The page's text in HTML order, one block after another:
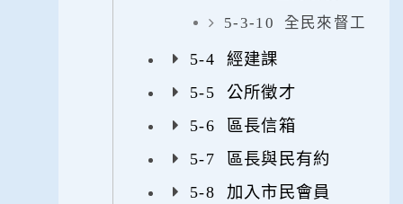
5-3-10 全民來督工
5-4 經建課
5-5 公所徵才
5-6 區長信箱
5-7 區長與民有約
5-8 加入市民會員